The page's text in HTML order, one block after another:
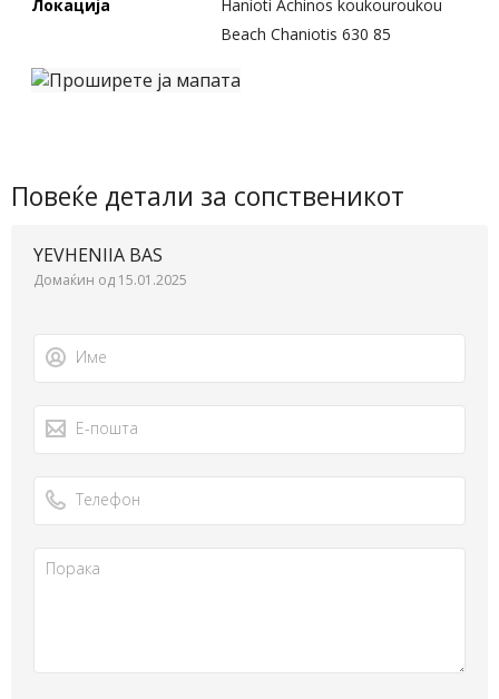
Локација
Hanioti Achinos koukouroukou
Beach Chaniotis 630 85
Повеќе детали за сопственикот
YEVHENIIA BAS
Домаќин од 15.01.2025